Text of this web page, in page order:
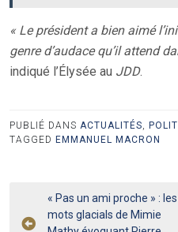
« Le président a bien aimé
genre d’audace qu’il attend
indiqué l’Élysée au JDD.
PUBLIÉ DANS ACTUALITÉS,
TAGGED EMMANUEL MACRON
Navigation
de
« Pas un ami proche » : les
mots glacials de Mimie